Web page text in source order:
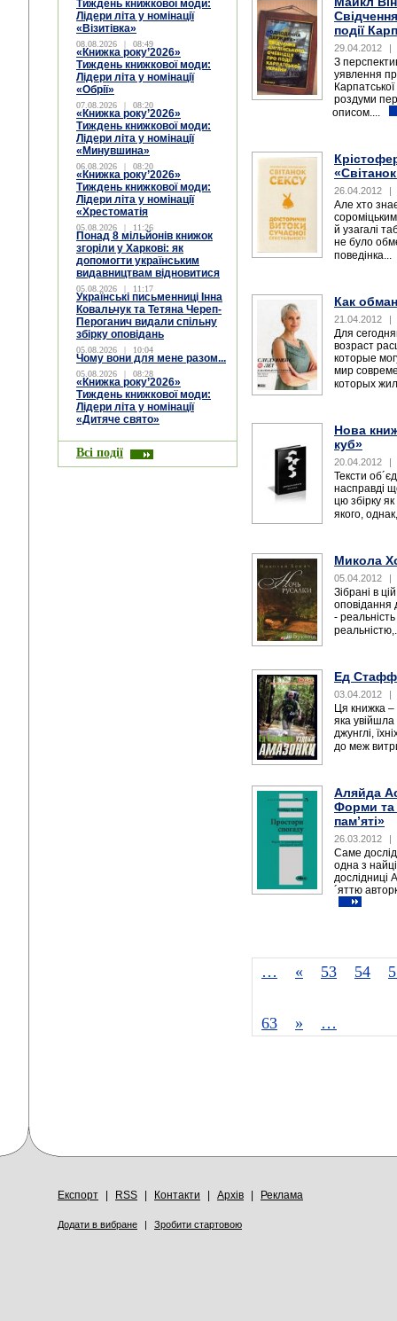
Тиждень книжкової моди:
Лідери літа у номінації
«Візитівка»
08.08.2026 | 08:49
«Книжка року’2026»
Тиждень книжкової моди:
Лідери літа у номінації
«Обрії»
07.08.2026 | 08:20
«Книжка року’2026»
Тиждень книжкової моди:
Лідери літа у номінації
«Минувшина»
06.08.2026 | 08:20
«Книжка року’2026»
Тиждень книжкової моди:
Лідери літа у номінації
«Хрестоматія
05.08.2026 | 11:26
Понад 8 мільйонів книжок
згоріли у Харкові: як
допомогти українським
видавництвам відновитися
05.08.2026 | 11:17
Українські письменниці Інна
Ковальчук та Тетяна Череп-
Пероганич видали спільну
збірку оповідань
05.08.2026 | 10:04
Чому вони для мене разом...
05.08.2026 | 08:28
«Книжка року’2026»
Тиждень книжкової моди:
Лідери літа у номінації
«Дитяче свято»
Всі події
події
29.04.2012 |
З
уявлення
роздуми
описом....
26.04.2012 |
Але хто
й узагалі
не було
поведінка...
Как
21.04.2012 |
Для
возраст
которые
мир
которых
Нова
куб»
20.04.2012 |
Тексти
насправді
цю збірку як
якого,
Микола
05.04.2012 |
Зібрані в
оповідання
-
Ед
03.04.2012 |
Ця книжка –
яка увійшла
джунглі,
до меж
Аляйда
Форми та
пам’яті»
26.03.2012 |
Саме
одна з
дослідниці
´яттю
… « 53 54
63 » …
Експорт RSS Контакти Архів Реклама
Додати в вибране | Зробити стартовою